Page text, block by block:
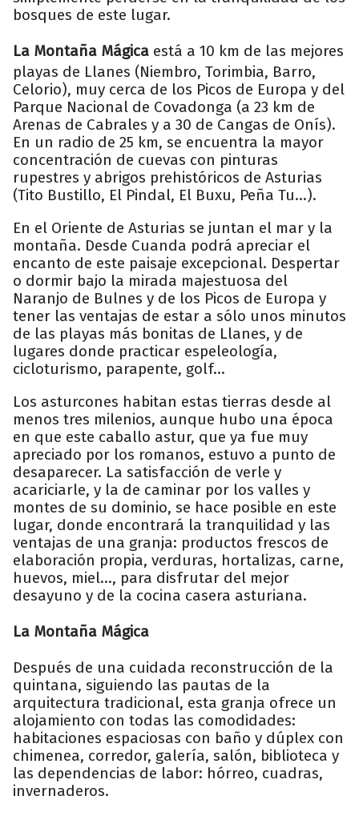
bosques de este lugar.
La Montaña Mágica está a 10 km de las mejores
playas de Llanes (Niembro, Torimbia, Barro,
Celorio), muy cerca de los Picos de Europa y del
Parque Nacional de Covadonga (a 23 km de
Arenas de Cabrales y a 30 de Cangas de Onís).
En un radio de 25 km, se encuentra la mayor
concentración de cuevas con pinturas
rupestres y abrigos prehistóricos de Asturias
(Tito Bustillo, El Pindal, El Buxu, Peña Tu...).
En el Oriente de Asturias se juntan el mar y la
montaña. Desde Cuanda podrá apreciar el
encanto de este paisaje excepcional. Despertar
o dormir bajo la mirada majestuosa del
Naranjo de Bulnes y de los Picos de Europa y
tener las ventajas de estar a sólo unos minutos
de las playas más bonitas de Llanes, y de
lugares donde practicar espeleología,
cicloturismo, parapente, golf...
Los asturcones habitan estas tierras desde al
menos tres milenios, aunque hubo una época
en que este caballo astur, que ya fue muy
apreciado por los romanos, estuvo a punto de
desaparecer. La satisfacción de verle y
acariciarle, y la de caminar por los valles y
montes de su dominio, se hace posible en este
lugar, donde encontrará la tranquilidad y las
ventajas de una granja: productos frescos de
elaboración propia, verduras, hortalizas, carne,
huevos, miel..., para disfrutar del mejor
desayuno y de la cocina casera asturiana.
La Montaña Mágica
Después de una cuidada reconstrucción de la
quintana, siguiendo las pautas de la
arquitectura tradicional, esta granja ofrece un
alojamiento con todas las comodidades:
habitaciones espaciosas con baño y dúplex con
chimenea, corredor, galería, salón, biblioteca y
las dependencias de labor: hórreo, cuadras,
invernaderos.